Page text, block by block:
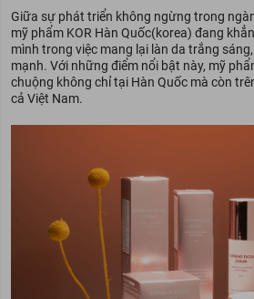
Giữa sự phát triển không ngừng trong
mỹ phẩm KOR Hàn Quốc(korea) đang
mình trong việc mang lại làn da trắng
mạnh. Với những điểm nổi bật này, mỹ
chuộng không chỉ tại Hàn Quốc mà còn
cả Việt Nam.